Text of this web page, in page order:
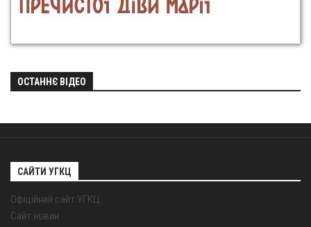
ОСТАННЄ ВІДЕО
САЙТИ УГКЦ
Офіційний сайт УГКЦ
Сайт новин